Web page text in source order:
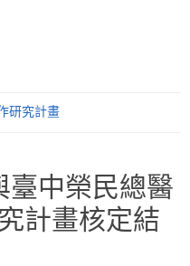
研究計畫
臺中榮民總醫
計畫核定結